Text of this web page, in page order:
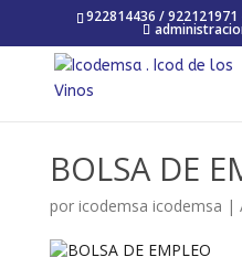
922814436 / 922121971
BOLSA DE
por icodemsa icodemsa |